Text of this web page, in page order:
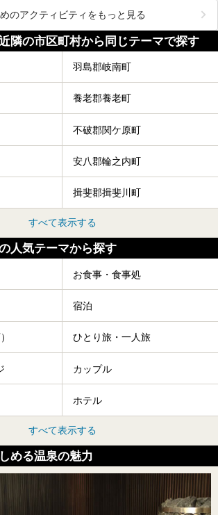
のアクティビティをもっと見る
隣の市区町村から同じテーマで探す
羽島郡岐南町
養老郡養老町
不破郡関ケ原町
安八郡輪之内町
揖斐郡揖斐川町
すべて表示する
人気テーマから探す
お食事・食事処
宿泊
ひとり旅・一人旅
カップル
ホテル
すべて表示する
める温泉の魅力